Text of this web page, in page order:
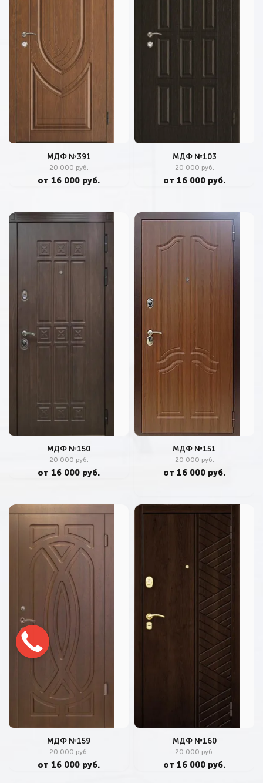
МДФ №391
20 000 руб.
от 16 000 руб.
МДФ №103
20 000 руб.
от 16 000 руб.
МДФ №150
20 000 руб.
от 16 000 руб.
МДФ №151
20 000 руб.
от 16 000 руб.
МДФ №159
20 000 руб.
от 16 000 руб.
МДФ №160
20 000 руб.
от 16 000 руб.